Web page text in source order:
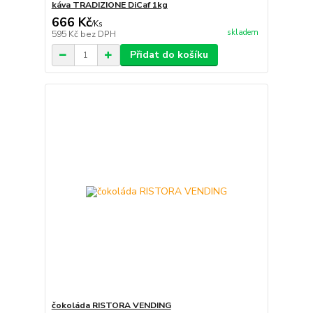
káva TRADIZIONE DiCaf 1kg
666 Kč/Ks
595 Kč bez DPH skladem
Přidat do košíku
čokoláda RISTORA VENDING